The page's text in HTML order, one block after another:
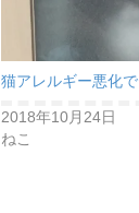
猫アレルギー悪化で
2018年10月24日
ねこ